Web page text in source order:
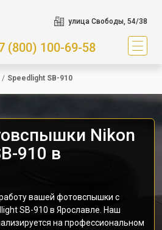
улица Свободы, 54/38
(800) 100-69-58
/ Speedlight SB-910
Nikon
910 в
вашей фотовспышки с
SB-910 в Ярославле. Наш
на профессиональном